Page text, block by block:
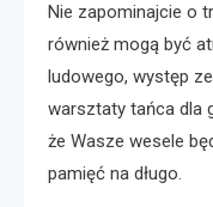
Nie zapominajcie o
również mogą być
ludowego, występ
warsztaty tańca dla
że Wasze wesele
pamięć na długo.